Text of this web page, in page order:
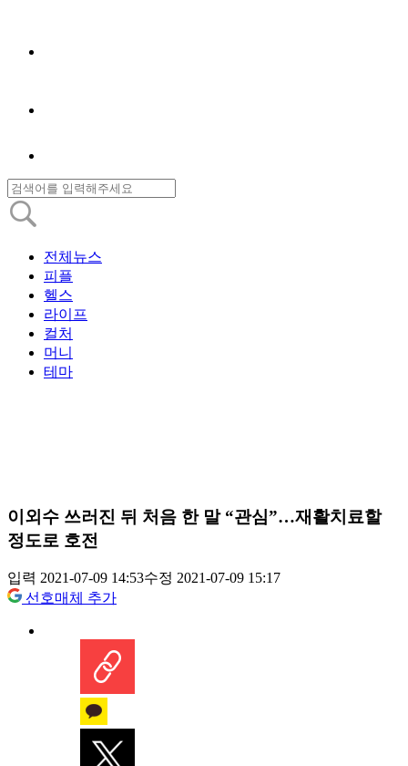
전체뉴스
피플
헬스
라이프
컬처
머니
테마
이외수 쓰러진 뒤 처음 한 말 “관심”…재활치료할
정도로 호전
입력 2021-07-09 14:53수정 2021-07-09 15:17
선호매체 추가